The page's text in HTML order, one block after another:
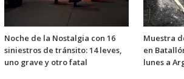
Noche de la Nostalgia con 16
siniestros de tránsito: 14 leves,
uno grave y otro fatal
Muestra
en
lunes a